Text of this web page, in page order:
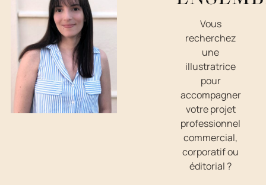
Vous
recherchez
une
illustratrice
pour
accompagner
votre projet
professionnel
commercial,
corporatif ou
éditorial ?